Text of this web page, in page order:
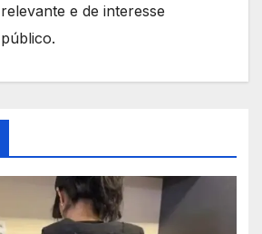
relevante e de interesse
público.